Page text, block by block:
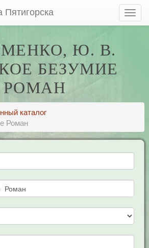
Ю. В.
БЕЗУМИЕ
РОМАН
каталог
Роман